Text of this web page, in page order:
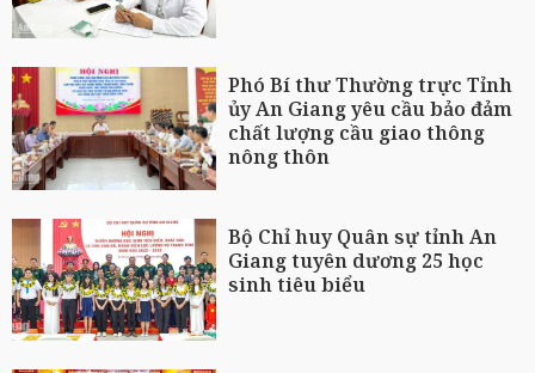
Phó Bí thư Thường trực Tỉnh
ủy An Giang yêu cầu bảo đảm
chất lượng cầu giao thông
nông thôn
Bộ Chỉ huy Quân sự tỉnh An
Giang tuyên dương 25 học
sinh tiêu biểu